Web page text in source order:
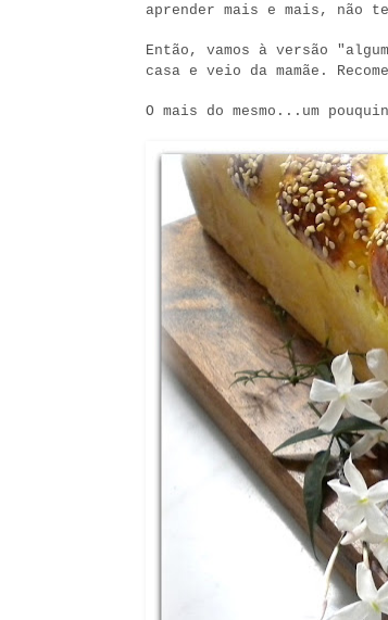
aprender mais e mais, não
Então, vamos à versão
casa e veio da mamãe.
O mais do mesmo...um